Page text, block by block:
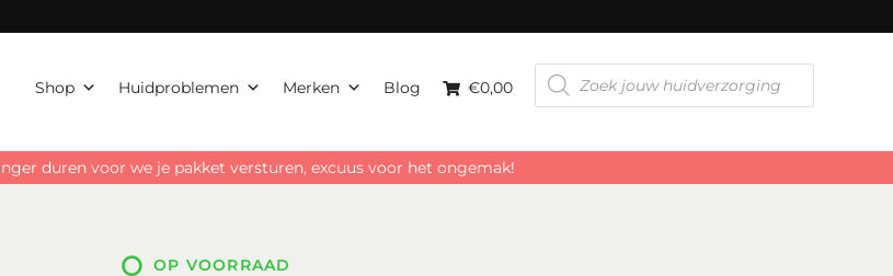
Shop Huidproblemen Merken Blog €0,00
Producten
zoeken
duren voor we je pakket versturen, excuus voor het ongemak!
OP VOORRAAD